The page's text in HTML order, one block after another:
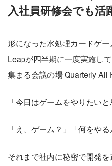
入社員研修会でも活
形になった水処理カードゲ
Leapが四半期に一度実施し
集まる会議の場 Quarterly All
「今日はゲームをやりたいと
「え、ゲーム？」「何をやる
それまで社内に秘密で開発